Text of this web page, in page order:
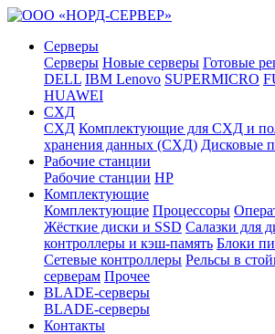
Серверы
Серверы Новые серверы Готовые
DELL IBM Lenovo SUPERMICRO
HUAWEI
СХД
СХД Комплектующие для СХД и
хранения данных (СХД) Дисковые
Рабочие станции
Рабочие станции HP
Комплектующие
Комплектующие Процессоры
Жёсткие диски и SSD Салазки для
контроллеры и кэш-память Блоки
Сетевые контроллеры Рельсы в
серверам Прочее
BLADE-серверы
BLADE-серверы
Контакты